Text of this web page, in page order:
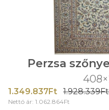
Perzsa
1.349.837Ft 1.928.339Ft
Nettó ár: 1.062.864Ft